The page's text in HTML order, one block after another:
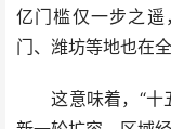
亿门槛仅一步之
门、潍坊等地也在
这意味着，“十